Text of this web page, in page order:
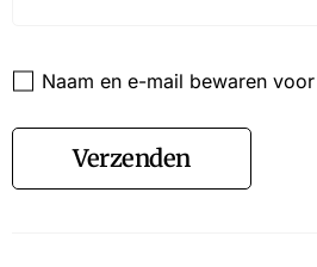
Naam en e-mail bewaren
Verzenden